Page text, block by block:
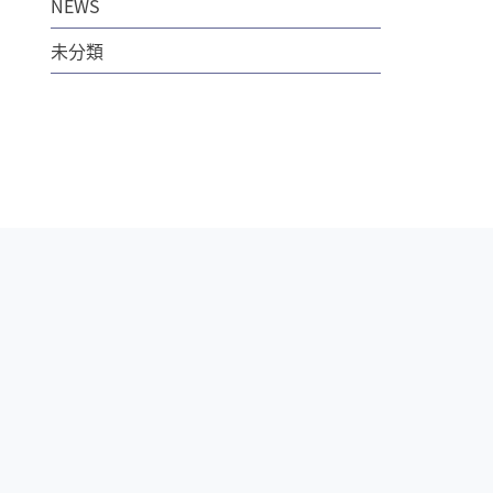
NEWS
未分類